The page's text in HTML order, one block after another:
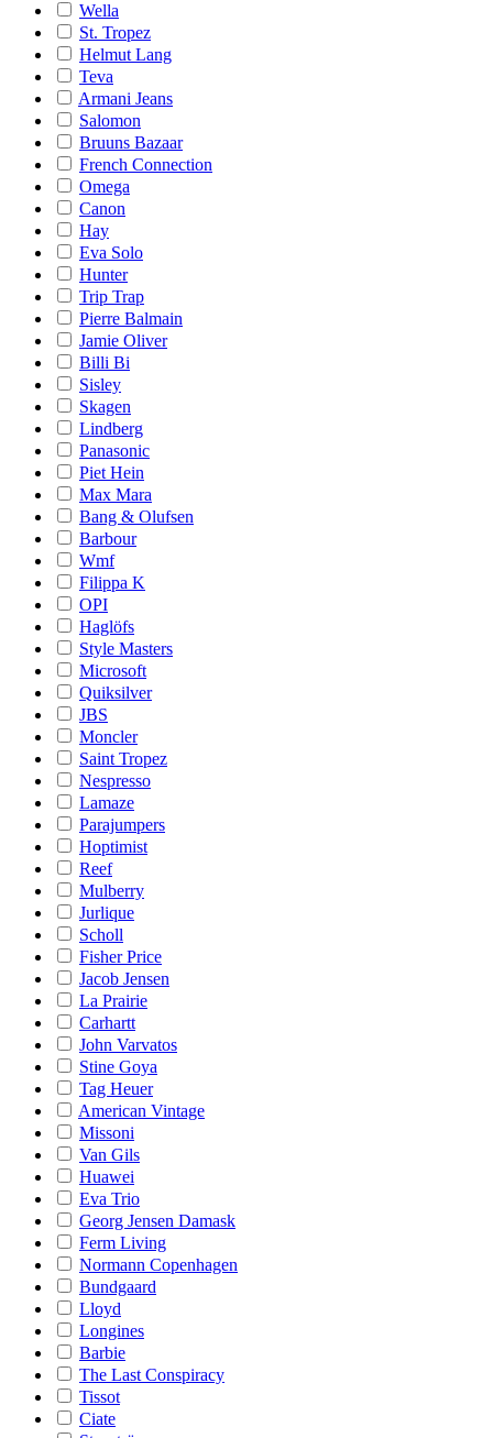
Wella
St. Tropez
Helmut Lang
Teva
Armani Jeans
Salomon
Bruuns Bazaar
French Connection
Omega
Canon
Hay
Eva Solo
Hunter
Trip Trap
Pierre Balmain
Jamie Oliver
Billi Bi
Sisley
Skagen
Lindberg
Panasonic
Piet Hein
Max Mara
Bang & Olufsen
Barbour
Wmf
Filippa K
OPI
Haglöfs
Style Masters
Microsoft
Quiksilver
JBS
Moncler
Saint Tropez
Nespresso
Lamaze
Parajumpers
Hoptimist
Reef
Mulberry
Jurlique
Scholl
Fisher Price
Jacob Jensen
La Prairie
Carhartt
John Varvatos
Stine Goya
Tag Heuer
American Vintage
Missoni
Van Gils
Huawei
Eva Trio
Georg Jensen Damask
Ferm Living
Normann Copenhagen
Bundgaard
Lloyd
Longines
Barbie
The Last Conspiracy
Tissot
Ciate